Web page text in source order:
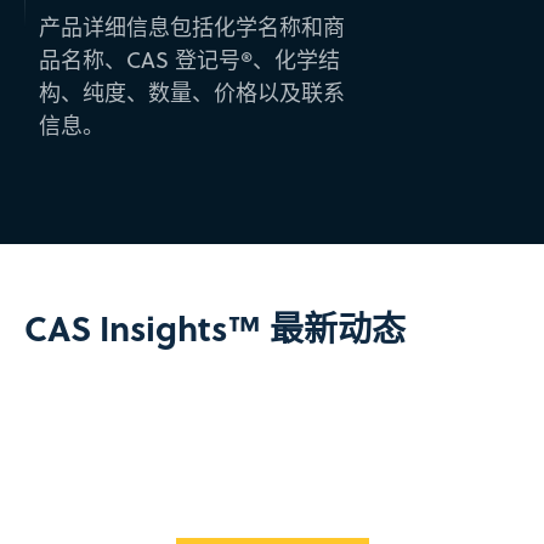
产品详细信息包括化学名称和商
品名称、CAS 登记号®、化学结
构、纯度、数量、价格以及联系
信息。
CAS Insights™ 最新动态